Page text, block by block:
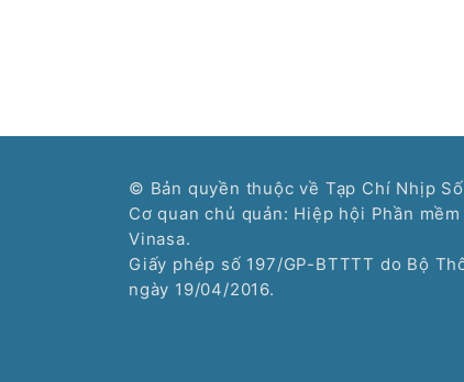
© Bản quyền thuộc về Tạp Chí Nhịp
Cơ quan chủ quản: Hiệp hội Phần
Vinasa.
Giấy phép số 197/GP-BTTTT do Bộ
ngày 19/04/2016.